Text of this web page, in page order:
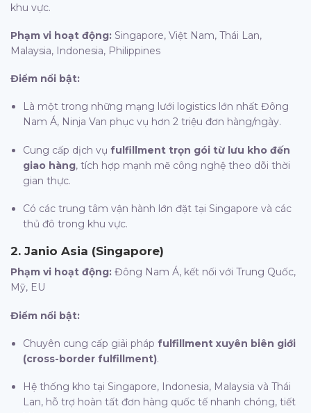
khu vực.
Phạm vi hoạt động: Singapore, Việt Nam, Thái Lan,
Malaysia, Indonesia, Philippines
Điểm nổi bật:
Là một trong những mạng lưới logistics lớn nhất Đông
Nam Á, Ninja Van phục vụ hơn 2 triệu đơn hàng/ngày.
Cung cấp dịch vụfulfillment trọn gói từ lưu kho đến
giao hàng, tích hợp mạnh mẽ công nghệ theo dõi thời
gian thực.
Có các trung tâm vận hành lớn đặt tại Singapore và các
thủ đô trong khu vực.
2. Janio Asia (Singapore)
Phạm vi hoạt động: Đông Nam Á, kết nối với Trung Quốc,
Mỹ, EU
Điểm nổi bật:
Chuyên cung cấp giải phápfulfillment xuyên biên giới
(cross-border fulfillment).
Hệ thống kho tại Singapore, Indonesia, Malaysia và Thái
Lan, hỗ trợ hoàn tất đơn hàng quốc tế nhanh chóng, tiết